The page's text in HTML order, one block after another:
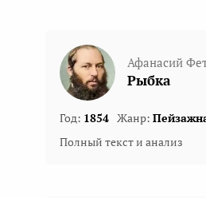
Афанасий
Рыбка
Год: 1854 Жанр:
Полный текст и анализ